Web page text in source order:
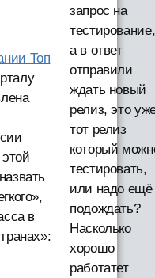
Топ
в
запрос на
тестирование,
а в ответ
отправили
ждать новый
релиз, это
тот релиз
который
тестировать,
или надо ещё
подождать?
Насколько
хорошо
работатет